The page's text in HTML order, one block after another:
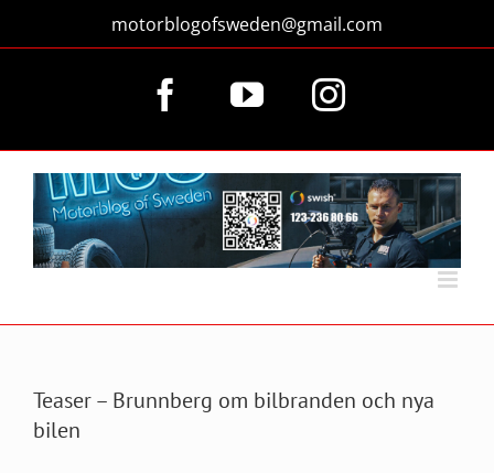
innehållet
motorblogofsweden@gmail.com
FacebookYouTubeInstagram
Teaser – Brunnberg om bilbranden och nya
bilen